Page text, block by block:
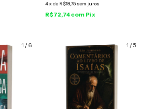
4x de R$18,75 sem juros
R$72,74 com Pix
1 / 6 1 /5